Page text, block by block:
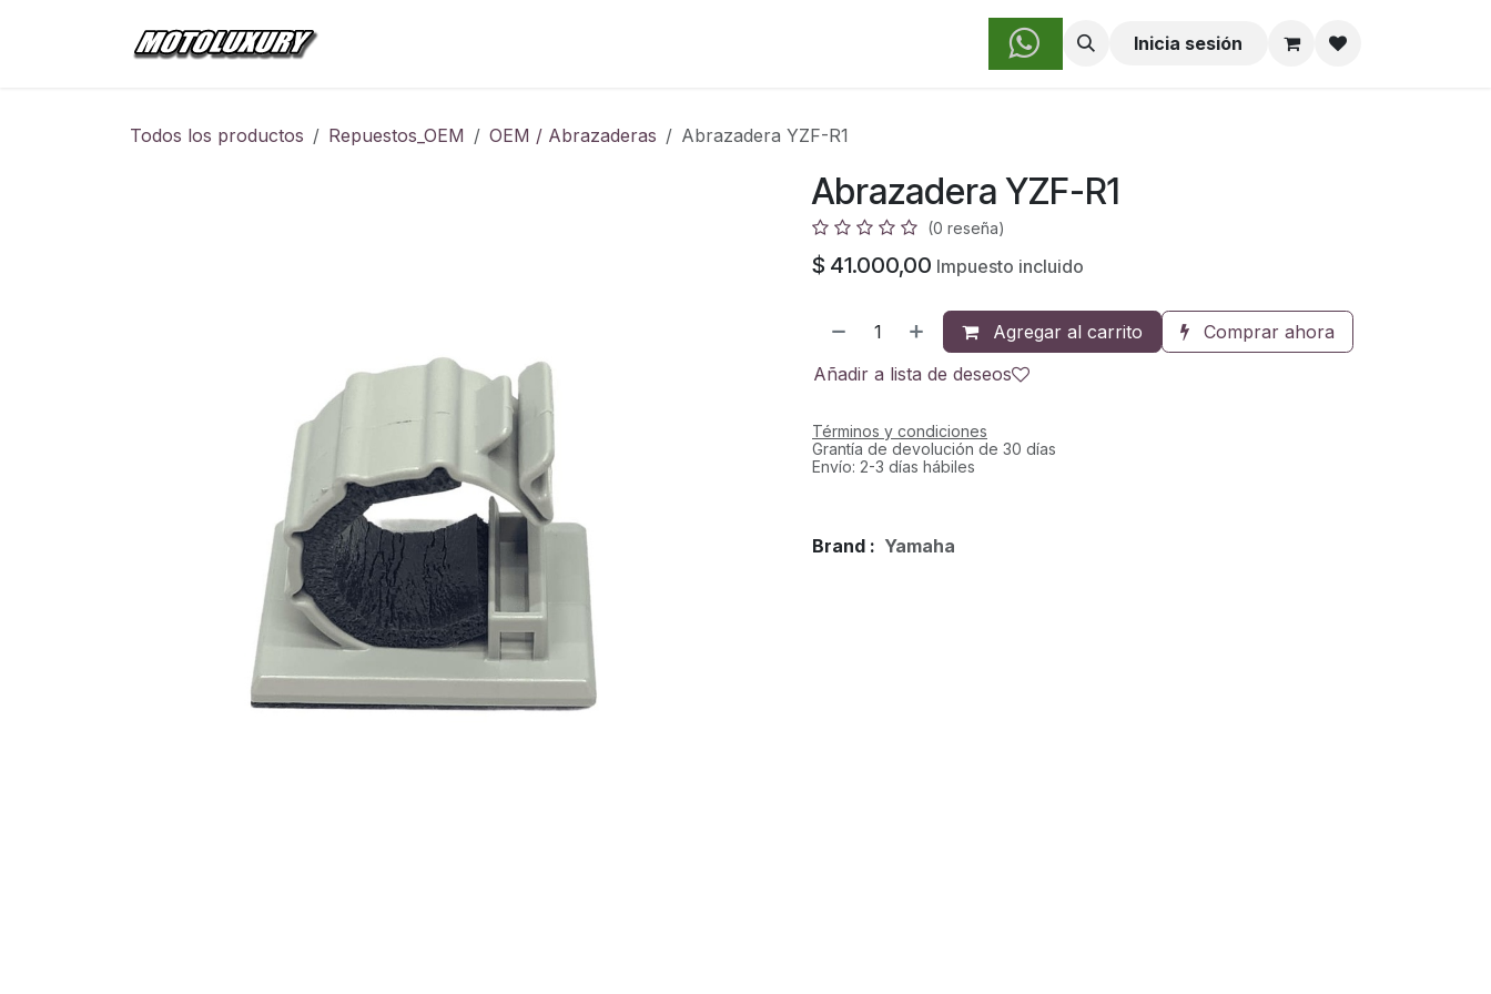
Sobre Nosotros Inicia sesión
Todos los productos Repuestos_OEM OEM / Abrazaderas Abrazadera YZF-R1
Abrazadera YZF-R1
(0 reseña)
$ 41.000,00 Impuesto incluido
Agregar al carrito
Comprar ahora
Añadir a lista de deseos
Términos y condiciones
Grantía de devolución de 30 días
Envío: 2-3 días hábiles
Brand : Yamaha